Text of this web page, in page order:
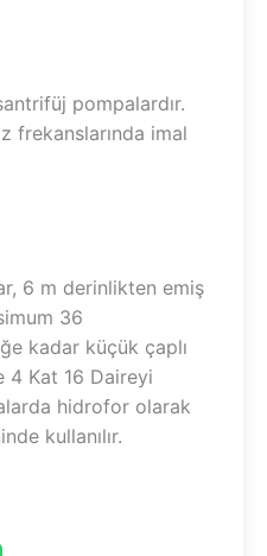
pompalardır.
frekanslarında imal
6 m derinlikten emiş
36
kadar küçük çaplı
4 Kat 16 Daireyi
hidrofor olarak
kullanılır.